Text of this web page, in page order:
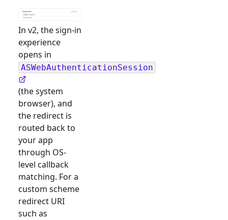
In v2, the sign-in
experience
opens in
ASWebAuthenticationSession
(the system
browser), and
the redirect is
routed back to
your app
through OS-
level callback
matching. For a
custom scheme
redirect URI
such as